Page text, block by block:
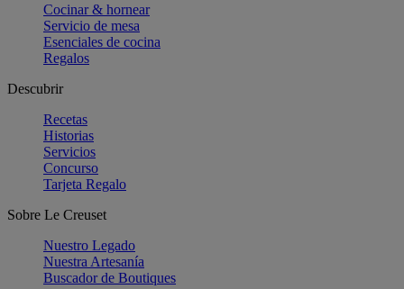
Cocinar & hornear
Servicio de mesa
Esenciales de cocina
Regalos
Descubrir
Recetas
Historias
Servicios
Concurso
Tarjeta Regalo
Sobre Le Creuset
Nuestro Legado
Nuestra Artesanía
Buscador de Boutiques